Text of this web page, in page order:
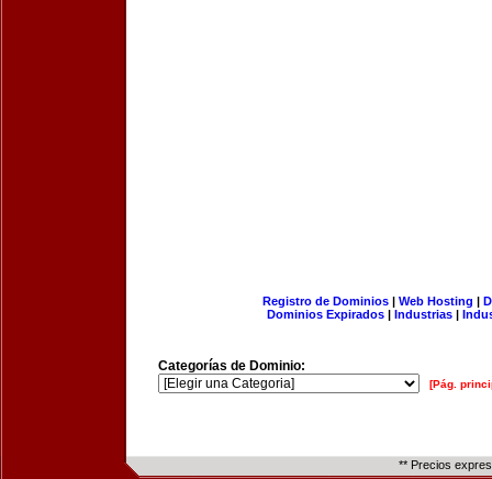
Registro de Dominios| Web Hosting |
Dominios Expirados | Industrias |
Categorías de Dominio:
[Pág.
** Precios